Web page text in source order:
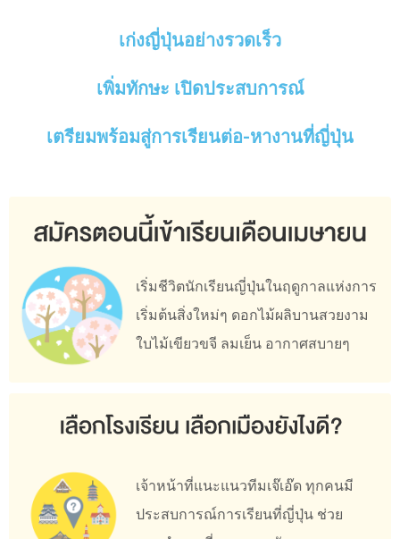
เก่งญี่ปุ่นอย่างรวดเร็ว
เพิ่มทักษะ เปิดประสบการณ์
เตรียมพร้อมสู่การเรียนต่อ-หางานที่ญี่ปุ่น
เริ่มชีวิตนักเรียนญี่ปุ่นในฤดูกาลแห่งการ
เริ่มต้นสิ่งใหม่ๆ ดอกไม้ผลิบานสวยงาม
ใบไม้เขียวขจี ลมเย็น อากาศสบายๆ
เจ้าหน้าที่แนะแนวทีมเจ๊เอ๊ด ทุกคนมี
ประสบการณ์การเรียนที่ญี่ปุ่น ช่วย